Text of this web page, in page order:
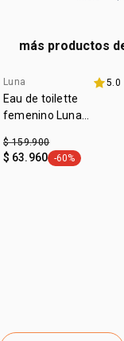
LIMONENE,
IONONE,
más productos
exclusivo online
Luna 5.0
Eau de toilette
femenino Luna
$ 159.900
$ 63.960 general.tag -
-60%